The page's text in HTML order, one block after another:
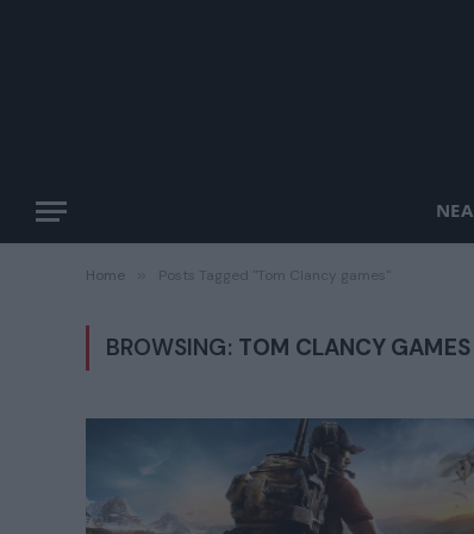
ΝΈΑ
Home Posts Tagged "Tom Clancy games"
BROWSING: TOM CLANCY GAMES